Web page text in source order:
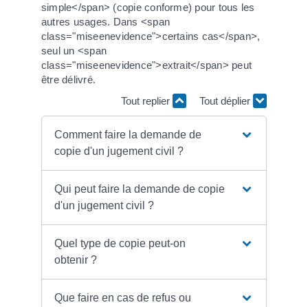
simple</span> (copie conforme) pour tous les
autres usages. Dans <span
class="miseenevidence">certains cas</span>,
seul un <span
class="miseenevidence">extrait</span> peut
être délivré.
Tout replier
Tout déplier
Comment faire la demande de
copie d'un jugement civil ?
Qui peut faire la demande de copie
d'un jugement civil ?
Quel type de copie peut-on
obtenir ?
Que faire en cas de refus ou